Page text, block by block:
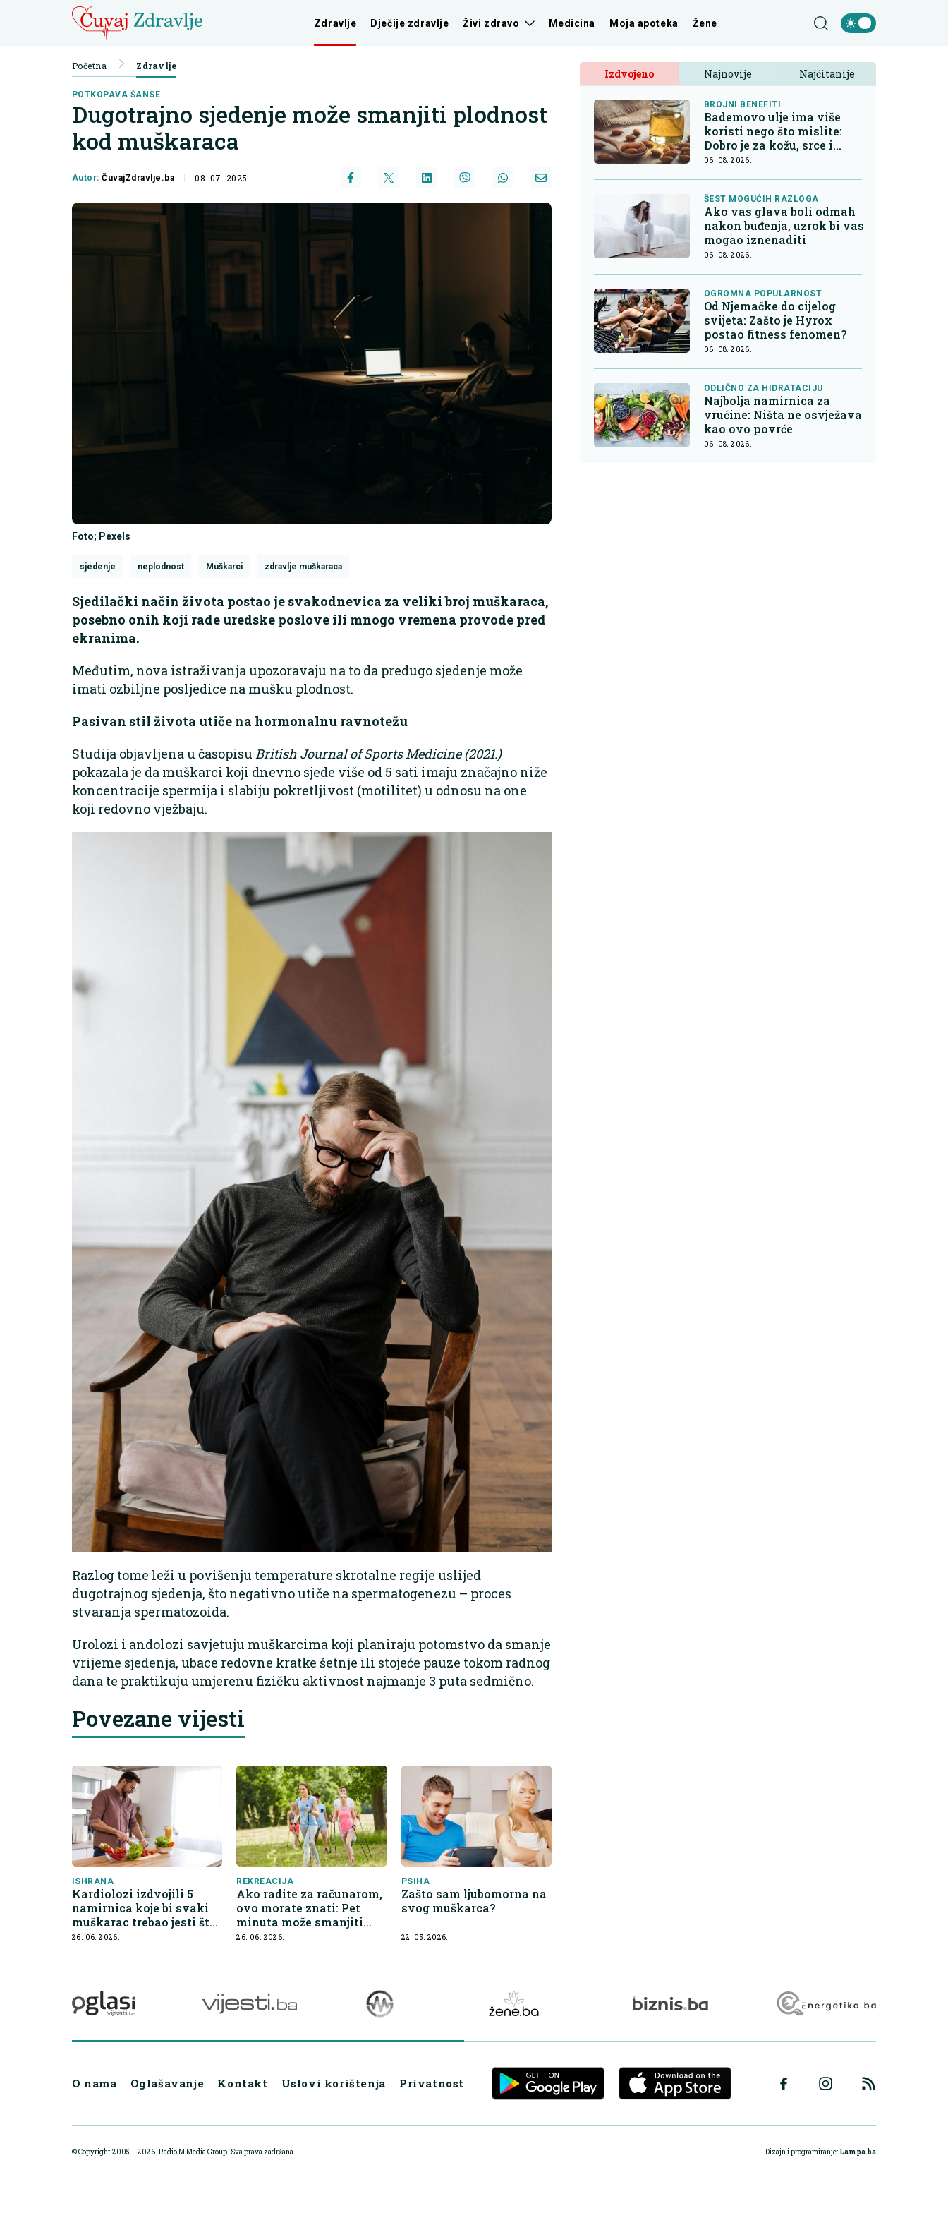
Zdravlje Dječije zdravlje Živi zdravo Medicina Moja apoteka Žene
Početna Zdravlje
POTKOPAVA ŠANSE
Dugotrajno sjedenje može smanjiti plodnost
kod muškaraca
Autor:ČuvajZdravlje.ba 08. 07. 2025.
Foto; Pexels
sjedenje neplodnost Muškarci zdravlje muškaraca
Sjedilački način života postao je svakodnevica za veliki broj muškaraca,
posebno onih koji rade uredske poslove ili mnogo vremena provode pred
ekranima.
Međutim, nova istraživanja upozoravaju na to da predugo sjedenje može
imati ozbiljne posljedice na mušku plodnost.
Pasivan stil života utiče na hormonalnu ravnotežu
Studija objavljena u časopisu British Journal of Sports Medicine (2021.)
pokazala je da muškarci koji dnevno sjede više od 5 sati imaju značajno niže
koncentracije spermija i slabiju pokretljivost (motilitet) u odnosu na one
koji redovno vježbaju.
Razlog tome leži u povišenju temperature skrotalne regije uslijed
dugotrajnog sjedenja, što negativno utiče na spermatogenezu – proces
stvaranja spermatozoida.
Urolozi i andolozi savjetuju muškarcima koji planiraju potomstvo da smanje
vrijeme sjedenja, ubace redovne kratke šetnje ili stojeće pauze tokom radnog
dana te praktikuju umjerenu fizičku aktivnost najmanje 3 puta sedmično.
Povezane vijesti
ISHRANA
Kardiolozi izdvojili 5
namirnica koje bi svaki
muškarac trebao jesti što
češće
26. 06. 2026.
REKREACIJA
Ako radite za računarom,
ovo morate znati: Pet
minuta može smanjiti
štetne posljedice sjedenja
26. 06. 2026.
PSIHA
Zašto sam ljubomorna na
svog muškarca?
22. 05. 2026.
Izdvojeno Najnovije Najčitanije
BROJNI BENEFITI
Bademovo ulje ima više
koristi nego što mislite:
Dobro je za kožu, srce i
kontrolu apetita
06. 08. 2026.
ŠEST MOGUĆIH RAZLOGA
Ako vas glava boli odmah
nakon buđenja, uzrok bi vas
mogao iznenaditi
06. 08. 2026.
OGROMNA POPULARNOST
Od Njemačke do cijelog
svijeta: Zašto je Hyrox
postao fitness fenomen?
06. 08. 2026.
ODLIČNO ZA HIDRATACIJU
Najbolja namirnica za
vrućine: Ništa ne osvježava
kao ovo povrće
06. 08. 2026.
O nama Oglašavanje Kontakt Uslovi korištenja Privatnost
© Copyright 2005. - 2026. Radio M Media Group. Sva prava zadržana. Dizajn i programiranje: Lampa.ba